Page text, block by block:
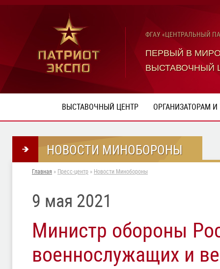
ФГАУ «ЦЕНТРАЛЬНЫЙ
ПЕРВЫЙ В
ВЫСТАВОЧНЫЙ
ВЫСТАВОЧНЫЙ ЦЕНТР ОРГАНИЗАТОРАМ
НОВОСТИ МИНОБОРОНЫ
Главная » Пресс-центр » Новости Минобороны
9 мая 2021
Министр обороны
военнослужащих и